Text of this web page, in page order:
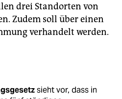
drei Standorten von
Zudem soll über einen
verhandelt werden.
sieht vor, dass in